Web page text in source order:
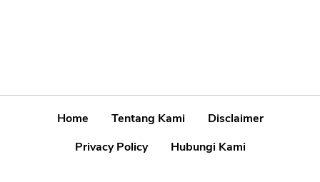
Home Tentang Kami
Disclaimer
Privacy Policy
Hubungi Kami